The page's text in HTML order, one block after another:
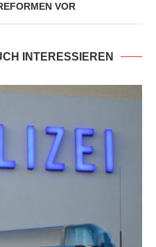
VOR
INTERESSIEREN